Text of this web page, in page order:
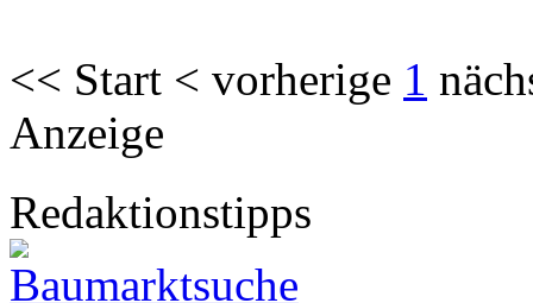
<< Start < vorherige 1
Anzeige
Redaktionstipps